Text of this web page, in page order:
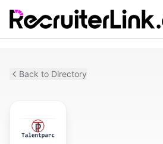
Back to Directory